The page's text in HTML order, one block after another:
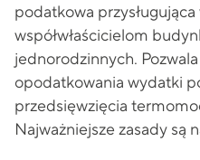
podatkowa
współwłaścicielom
jednorodzinnych.
opodatkowania wydatki
przedsięwzięcia
Najważniejsze zasady są